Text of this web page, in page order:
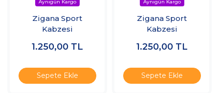
Zigana Sport
Kabzesi
1.250,00 TL
Sepete Ekle
Zigana Sport
Kabzesi
1.250,00 TL
Sepete Ekle